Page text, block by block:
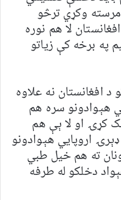
وکړي ترڅو
لا هم نوره
په برخه کې زیاتو
افغانستان نه علاوه
هېوادونو سره هم
کړۍ او لا ېې هم
اروپايي هېوادونو
ته هم خيل طبي
دخلکو له طرفه